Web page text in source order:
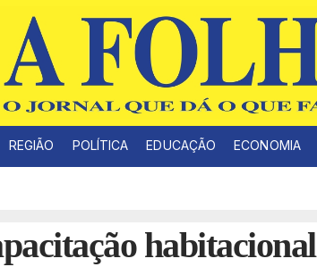
REGIÃO POLÍTICA EDUCAÇÃO ECONOMIA
habitacional